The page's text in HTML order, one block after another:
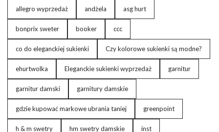
allegro wyprzedaż andżela asg hurt
bonprix sweter booker ccc
co do eleganckiej sukienki Czy kolorowe sukienki są modne?
ehurtwolka Eleganckie sukienki wyprzedaż garnitur
garnitur damski garnitury damskie
gdzie kupować markowe ubrania taniej greenpoint
h & m swetry hm swetry damskie inst